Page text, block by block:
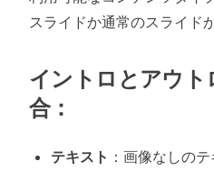
スライドか通常のスライド
イントロとアウト
合：
テキスト ：画像なしの